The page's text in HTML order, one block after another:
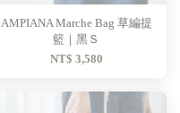
AMPIANA Marche Bag 草編提
籃｜黑Ｓ
NT$ 3,580